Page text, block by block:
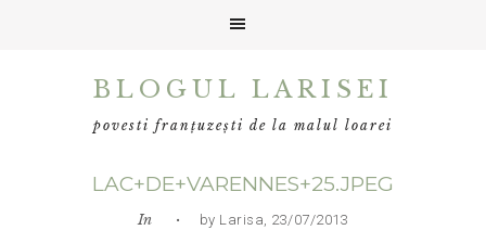
BLOGUL LARISEI
povesti franțuzești de la malul loarei
LAC+DE+VARENNES+25.JPEG
In • by Larisa, 23/07/2013